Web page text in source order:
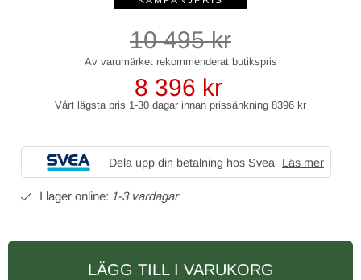
10 495kr
8 396 kr
Vårt lägsta pris 1-30 dagar innan prissänkning 8396 kr
Dela upp din betalning hos Svea Läs mer
1-3 vardagar
LÄGG TILL I VARUKORG